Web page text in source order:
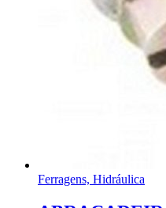
Ferragens, Hidráulica